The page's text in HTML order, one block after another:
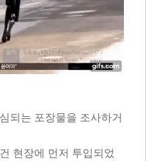
되는 포장물을 조사하거
현장에 먼저 투입되었